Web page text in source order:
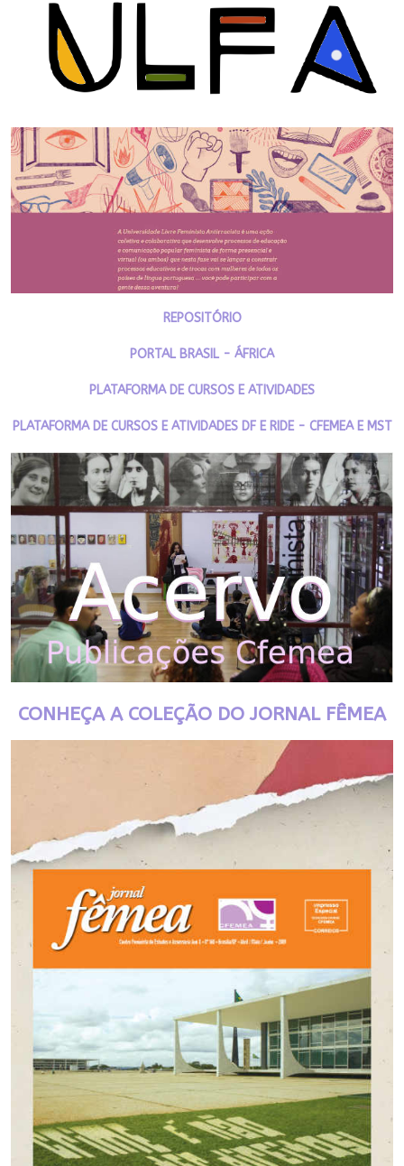
REPOSITÓRIO
PORTAL BRASIL - ÁFRICA
PLATAFORMA DE CURSOS E ATIVIDADES
PLATAFORMA DE CURSOS E ATIVIDADES DF E RIDE - CFEMEA E MST
CONHEÇA A COLEÇÃO DO JORNAL FÊMEA